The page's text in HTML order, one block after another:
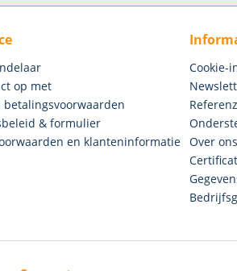
op met
betalingsvoorwaarden
& formulier
en klanteninformatie
Cookie-
Over ons